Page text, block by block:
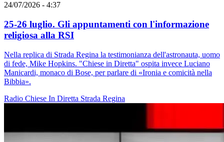
24/07/2026 - 4:37
25-26 luglio. Gli appuntamenti con l'informazione
religiosa alla RSI
Nella replica di Strada Regina la testimonianza dell'astronauta, uomo
di fede, Mike Hopkins. "Chiese in Diretta" ospita invece Luciano
Manicardi, monaco di Bose, per parlare di «Ironia e comicità nella
Bibbia».
Radio Chiese In Diretta Strada Regina